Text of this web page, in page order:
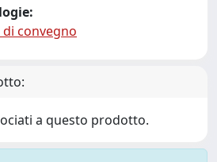
convegno
a questo prodotto.